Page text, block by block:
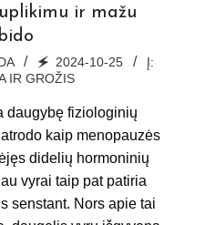
ir mažu
🗲 2024-10-25
Į:
IR GROŽIS
daugybę fiziologinių
kaip menopauzės
didelių hormoninių
vyrai taip pat patiria
senstant. Nors apie tai